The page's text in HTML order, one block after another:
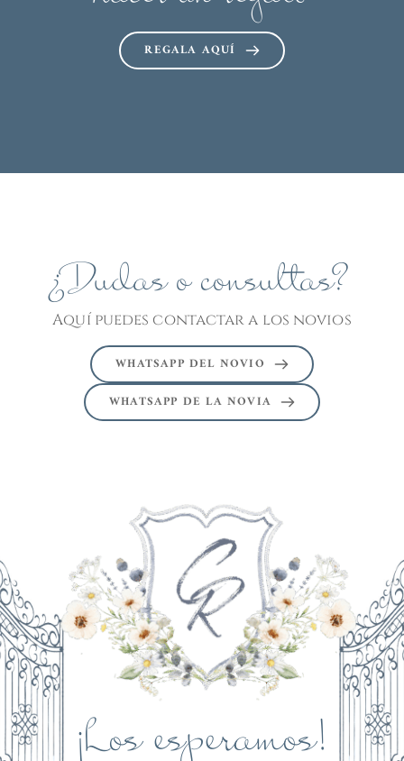
REGALA AQUÍ
¿Dudas o consultas?
Aquí puedes contactar a los novios
WHATSAPP DEL NOVIO
WHATSAPP DE LA NOVIA
¡Los esperamos!